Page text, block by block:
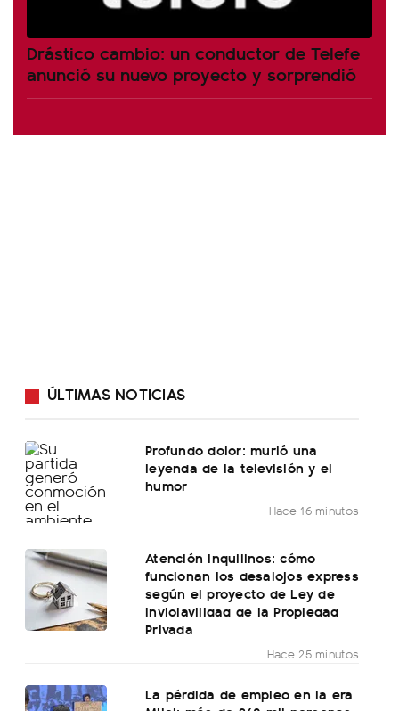
Drástico cambio: un conductor de Telefe
anunció su nuevo proyecto y sorprendió
ÚLTIMAS NOTICIAS
Profundo dolor: murió una
leyenda de la televisión y el
humor
Hace 16 minutos
Atención inquilinos: cómo
funcionan los desalojos express
según el proyecto de Ley de
Inviolavilidad de la Propiedad
Privada
Hace 25 minutos
La pérdida de empleo en la era